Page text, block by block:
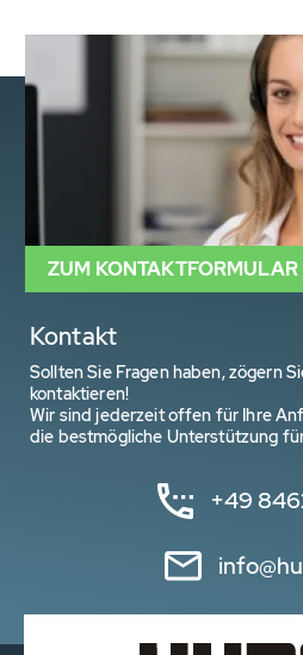
Kontakt
Sollten Sie Fragen haben, zögern
kontaktieren!
Wir sind jederzeit offen für Ihre
die bestmögliche Unterstützung
+49
ZUM KONTAKTFORMULAR